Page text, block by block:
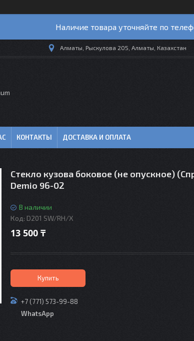
Наличие товара уточняйте по
Алматы, Рыскулова 205, Алматы, Казахстан
КОНТАКТЫ ДОСТАВКА И ОПЛАТА
Стекло кузова боковое (не опускное)
Demio 96-02
В наличии
Код: D201 SW/RH/X
13 500 ₸
Купить
+7 (771) 573-99-88
WhatsApp